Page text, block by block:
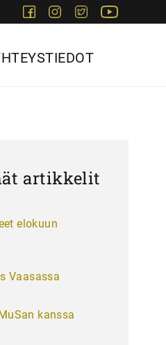
FacebookInstagram
Twitter
artikkelit
elokuun
Vaasassa
kanssa